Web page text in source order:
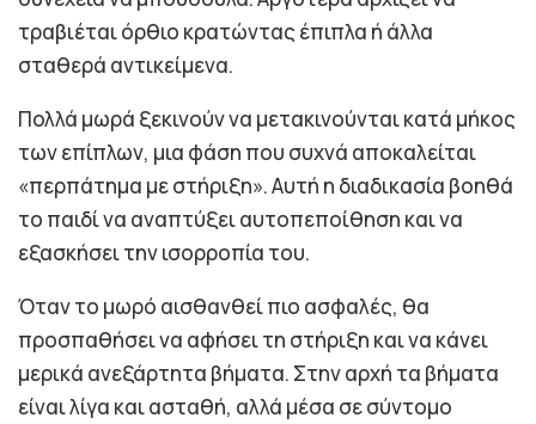
τραβιέται όρθιο κρατώντας έπιπλα ή άλλα
σταθερά αντικείμενα.
Πολλά μωρά ξεκινούν να μετακινούνται κατά μήκος
των επίπλων, μια φάση που συχνά αποκαλείται
«περπάτημα με στήριξη». Αυτή η διαδικασία βοηθά
το παιδί να αναπτύξει αυτοπεποίθηση και να
εξασκήσει την ισορροπία του.
Όταν το μωρό αισθανθεί πιο ασφαλές, θα
προσπαθήσει να αφήσει τη στήριξη και να κάνει
μερικά ανεξάρτητα βήματα. Στην αρχή τα βήματα
είναι λίγα και ασταθή, αλλά μέσα σε σύντομο